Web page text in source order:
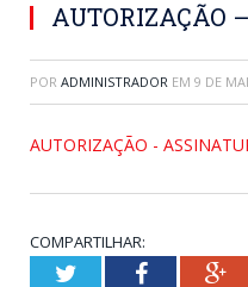
AUTORIZAÇÃO
POR ADMINISTRADOR EM 9 DE
AUTORIZAÇÃO -
COMPARTILHAR:
TwitterFacebook